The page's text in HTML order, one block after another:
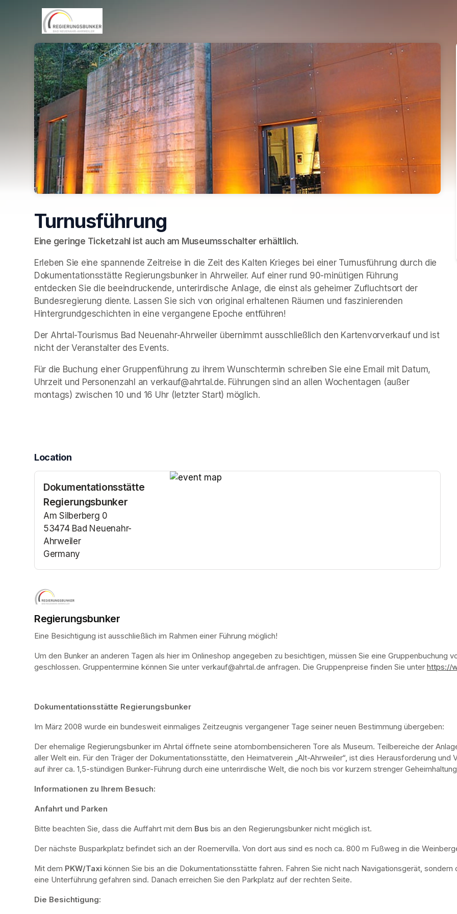
Skip header
Turnusführung
Eine geringe Ticketzahl ist auch am Museumsschalter erhältlich.
Erleben Sie eine spannende Zeitreise in die Zeit des Kalten Krieges bei einer Turnusführung durch die
Dokumentationsstätte Regierungsbunker in Ahrweiler. Auf einer rund 90-minütigen Führung
entdecken Sie die beeindruckende, unterirdische Anlage, die einst als geheimer Zufluchtsort der
Bundesregierung diente. Lassen Sie sich von original erhaltenen Räumen und faszinierenden
Hintergrundgeschichten in eine vergangene Epoche entführen!
Der Ahrtal-Tourismus Bad Neuenahr-Ahrweiler übernimmt ausschließlich den Kartenvorverkauf und ist
nicht der Veranstalter des Events.
Für die Buchung einer Gruppenführung zu ihrem Wunschtermin schreiben Sie eine Email mit Datum,
Uhrzeit und Personenzahl an verkauf@ahrtal.de. Führungen sind an allen Wochentagen (außer
montags) zwischen 10 und 16 Uhr (letzter Start) möglich.
Location
Dokumentationsstätte
Regierungsbunker
Am Silberberg 0
53474 Bad Neuenahr-
Ahrweiler
Germany
(opens in a new tab)
Regierungsbunker
Eine Besichtigung ist ausschließlich im Rahmen einer Führung möglich!
Um den Bunker an anderen Tagen als hier im Onlineshop angegeben zu besichtigen, müssen Sie eine Gruppenbuchung
geschlossen. Gruppentermine können Sie unter verkauf@ahrtal.de anfragen. Die Gruppenpreise finden Sie unter https://
Dokumentationsstätte Regierungsbunker
Im März 2008 wurde ein bundesweit einmaliges Zeitzeugnis vergangener Tage seiner neuen Bestimmung übergeben:
Der ehemalige Regierungsbunker im Ahrtal öffnete seine atombombensicheren Tore als Museum. Teilbereiche der
aller Welt ein. Für den Träger der Dokumentationsstätte, den Heimatverein „Alt-Ahrweiler“, ist dies Herausforderung
auf ihrer ca. 1,5-stündigen Bunker-Führung durch eine unterirdische Welt, die noch bis vor kurzem strenger
Informationen zu Ihrem Besuch:
Anfahrt und Parken
Bitte beachten Sie, dass die Auffahrt mit dem Bus bis an den Regierungsbunker nicht möglich ist.
Der nächste Busparkplatz befindet sich an der Roemervilla. Von dort aus sind es noch ca. 800 m Fußweg in die
Mit dem PKW/Taxi können Sie bis an die Dokumentationsstätte fahren. Fahren Sie nicht nach Navigationsgerät,
eine Unterführung gefahren sind. Danach erreichen Sie den Parkplatz auf der rechten Seite.
Die Besichtigung: